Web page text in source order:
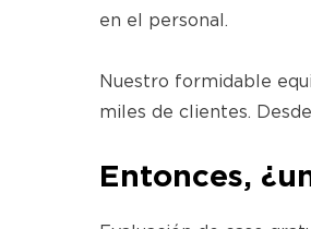
en el personal.
Nuestro formidable
miles de clientes.
Entonces,